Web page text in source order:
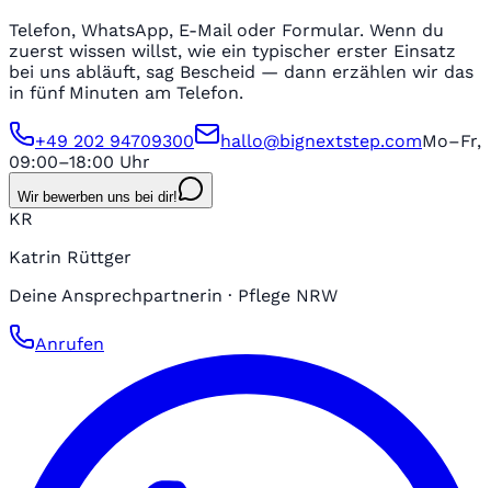
Telefon, WhatsApp, E-Mail oder Formular. Wenn du
zuerst wissen willst, wie ein typischer erster Einsatz
bei uns abläuft, sag Bescheid — dann erzählen wir das
in fünf Minuten am Telefon.
+49 202 94709300 hallo@bignextstep.comMo–Fr,
09:00–18:00 Uhr
Wir bewerben uns bei dir!
KR
Katrin Rüttger
Deine Ansprechpartnerin · Pflege NRW
Anrufen